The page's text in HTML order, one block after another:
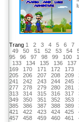
Trang 1 2 3 4 5 6 7
49
50 51 52 53 54
95
96 97 98 99 100
133
134 135 136 137
169
170 171 172 173
205
206 207 208 209
241
242 243 244 245
277
278 279 280 281
313
314 315 316 317
349
350 351 352 353
385
386 387 388 389
421
422 423 424 425
457
458 459 460 461